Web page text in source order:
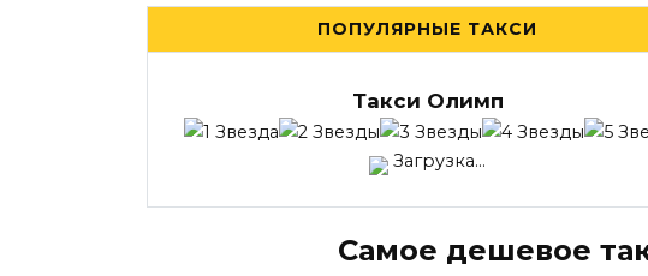
ПОПУЛЯРНЫЕ ТАКСИ
Такси Олимп
Загрузка...
Самое дешевое